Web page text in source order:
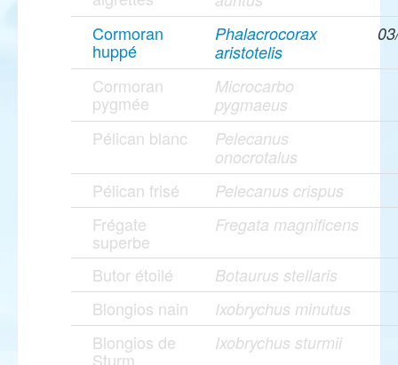
Cormoran
huppé
Phalacrocorax
aristotelis
Cormoran
pygmée
Microcarbo
pygmaeus
Pélican blanc
Pelecanus
onocrotalus
Pélican frisé Pelecanus crispus
Frégate
superbe
Fregata magnificens
Butor étoilé Botaurus stellaris
Blongios nain Ixobrychus minutus
Blongios de
Sturm
Ixobrychus sturmii